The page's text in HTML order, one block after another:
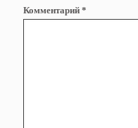
Комментарий *